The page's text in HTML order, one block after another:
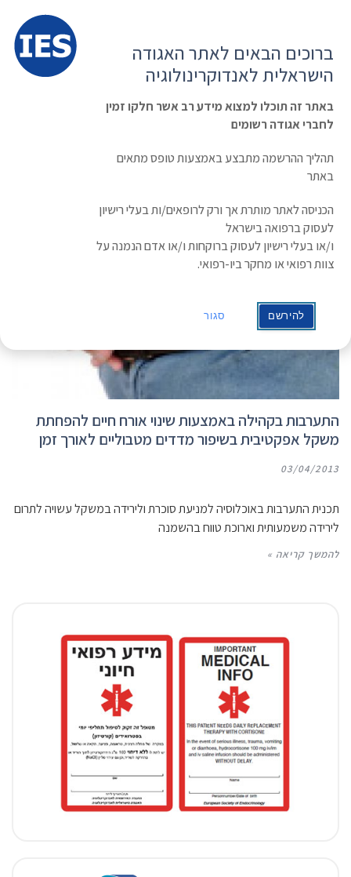
הרשמה ועדכון נתונים
כניסת חברים
ראשי »
Journal Club
צום
התערבות בקהילה באמצעות שינוי אורח חיים להפחתת
משקל אפקטיבית בשיפור מדדים מטבוליים לאורך זמן
03/04/2013
תכנית התערבות באוכלוסיה למניעת סוכרת ולירידה במשקל עשויה לתרום
לירידה משמעותית וארוכת טווח בהשמנה
להמשך קריאה »
ברוכים הבאים לאתר האגודה
הישראלית לאנדוקרינולוגיה
באתר זה תוכלו למצוא מידע רב אשר חלקו זמין
לחברי אגודה רשומים
תהליך ההרשמה מתבצע באמצעות טופס מתאים
באתר
הכניסה לאתר מותרת אך ורק לרופאים/ות בעלי רישיון
לעסוק ברפואה בישראל
ו/או בעלי רישיון לעסוק ברוקחות ו/או אדם הנמנה על
צוות רפואי או מחקר ביו-רפואי.
להירשם סגור